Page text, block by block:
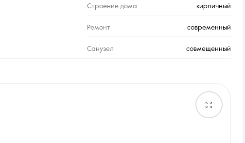
Строение дома кирпичный
Ремонт современный
Санузел совмещенный